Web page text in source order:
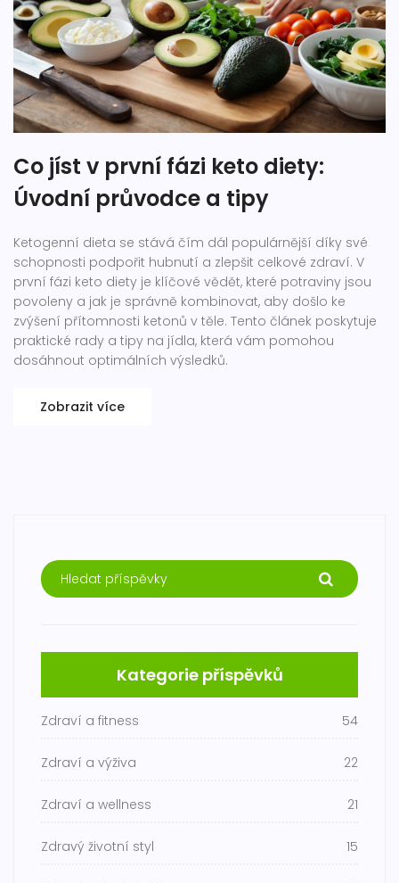
Co jíst v první fázi keto diety:
Úvodní průvodce a tipy
Ketogenní dieta se stává čím dál populárnější díky své
schopnosti podpořit hubnutí a zlepšit celkové zdraví. V
první fázi keto diety je klíčové vědět, které potraviny jsou
povoleny a jak je správně kombinovat, aby došlo ke
zvýšení přítomnosti ketonů v těle. Tento článek poskytuje
praktické rady a tipy na jídla, která vám pomohou
dosáhnout optimálních výsledků.
Zobrazit více
Kategorie příspěvků
Zdraví a fitness 54
Zdraví a výživa 22
Zdraví a wellness 21
Zdravý životní styl 15